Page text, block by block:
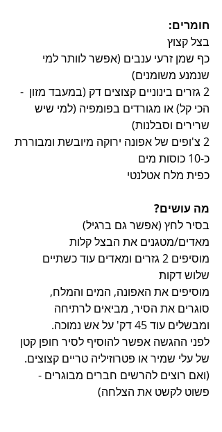
חומרים:
בצל קצוץ
כף שמן זרעי ענבים (אפשר לוותר למי
שנמנע משומנים)
2 גזרים בינוניים קצוצים דק (במעבד מזון  -
הכי קל) או מגורדים בפומפיה (למי שיש
שרירים וסבלנות)
2 צ'ופים של אפונה ירוקה מיובשת ומבוררת
כ-10 כוסות מים
כפית מלח אטלנטי
מה עושים?
בסיר לחץ (אפשר גם ברגיל)
מאדים/מטגנים את הבצל קלות
מוסיפים 2 גזרים ומאדים עוד כשתיים
שלוש דקות
מוסיפים את האפונה, המים והמלח,
סוגרים את הסיר, מביאים לרתיחה
ומבשלים עוד 45 דק' על אש נמוכה.
לפני ההגשה אפשר להוסיף לסיר חופן קטן
של עלי שמיר או פטרוזיליה טריים קצוצים.
(ואם רוצים להרשים חברים מבוגרים -
פשוט לקשט את הצלחה)